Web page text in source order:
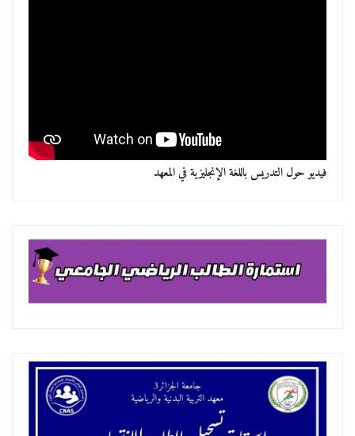
فيديو حول التدريس باللغة الإنجليزية في المعهد